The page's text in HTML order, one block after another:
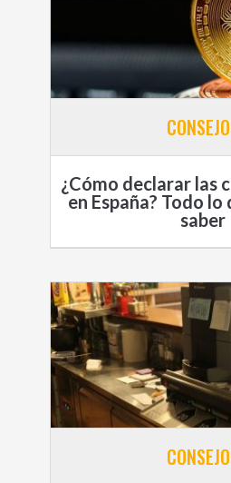
¿Cómo declarar las
en España? Todo
saber